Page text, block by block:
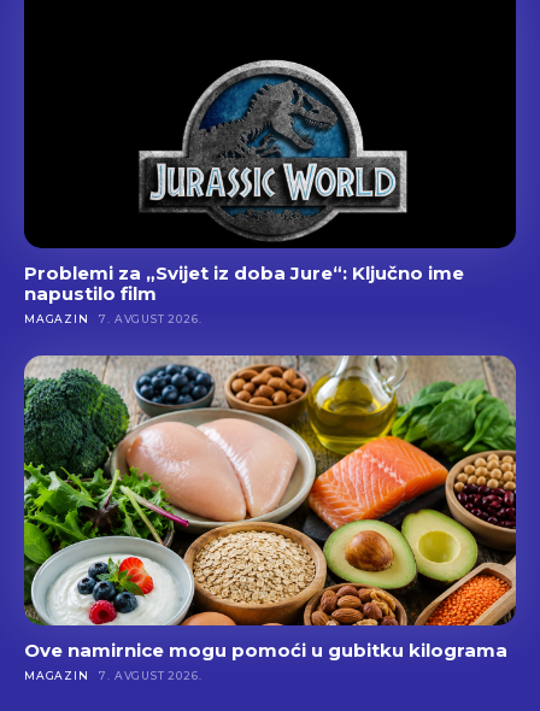
Problemi za „Svijet iz doba Jure“: Ključno ime
napustilo film
MAGAZIN 7. AVGUST 2026.
Ove namirnice mogu pomoći u gubitku kilograma
MAGAZIN 7. AVGUST 2026.